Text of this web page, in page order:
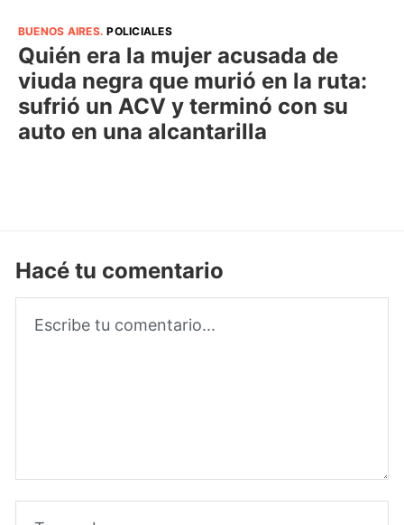
BUENOS AIRES.POLICIALES
Quién era la mujer acusada de
viuda negra que murió en la ruta:
sufrió un ACV y terminó con su
auto en una alcantarilla
Hacé tu comentario